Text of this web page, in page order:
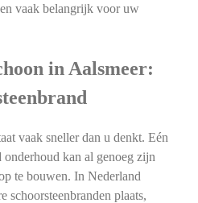
vaak belangrijk voor uw
in Aalsmeer:
vaak sneller dan u denkt. Eén
onderhoud kan al genoeg zijn
te bouwen. In Nederland
schoorsteenbranden plaats,